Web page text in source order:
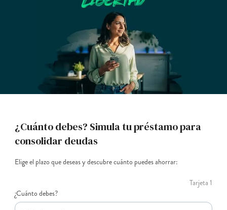
¿Cuánto debes? Simula tu préstamo para
consolidar deudas
Elige el plazo que deseas y descubre cuánto puedes ahorrar:
Tarjeta 1
¿Cuánto debes?